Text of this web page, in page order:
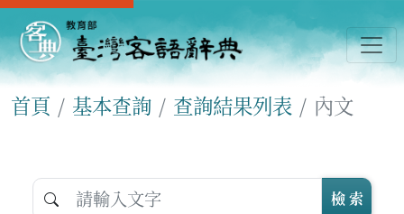
首頁 基本查詢 查詢結果列表 內文
檢 索